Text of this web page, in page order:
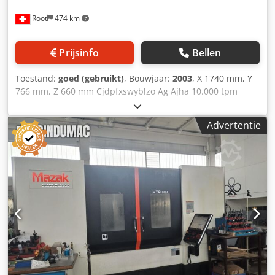
Root 474 km
Prijsinfo Bellen
Toestand: goed (gebruikt), Bouwjaar: 2003, X 1740 mm, Y
766 mm, Z 660 mm Cjdpfxswyblzo Ag Ajha 10.000 tpm
Onderdelen die met de hand worden getoond, zijn niet
inbegrepen.
Advertentie